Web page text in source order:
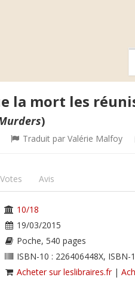
la mort les
)
Traduit parValérie Malfoy
Votes Avis
10/18
19/03/2015
Poche, 540 pages
ISBN-10 : 226406448X, ISBN-
Acheter sur leslibraires.fr|